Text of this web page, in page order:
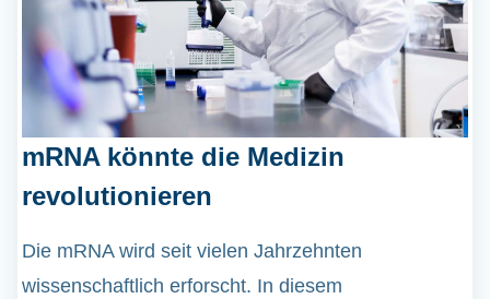
mRNA könnte die Medizin
revolutionieren
Die mRNA wird seit vielen Jahrzehnten
wissenschaftlich erforscht. In diesem